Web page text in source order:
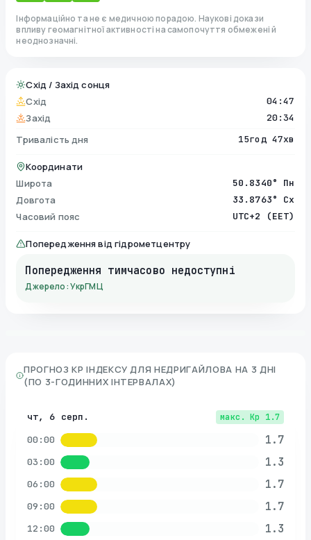
Інформаційно та не є медичною порадою. Наукові докази
впливу геомагнітної активності на самопочуття обмежені й
неоднозначні.
Схід / Захід сонця
Схід
04:47
Захід 20:34
Тривалість дня 15год 47хв
Координати
Широта
50.8340° Пн
Довгота 33.8763° Сх
Часовий пояс UTC+2 (EET)
Попередження від гідрометцентру
Попередження тимчасово недоступні
Джерело: УкрГМЦ
ПРОГНОЗ KP ІНДЕКСУ ДЛЯ НЕДРИГАЙЛОВА НА 3 ДНІ
(ПО 3-ГОДИННИХ ІНТЕРВАЛАХ)
чт, 6 серп. макс. Kp 1.7
00:00 1.7
03:00 1.3
06:00 1.7
09:00 1.7
12:00 1.3